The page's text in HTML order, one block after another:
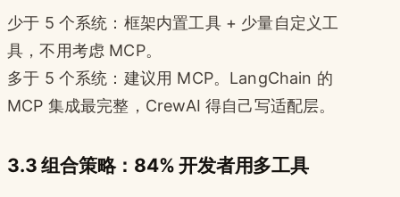
少于 5 个系统：框架内置工具 + 少量自定义工
具，不用考虑 MCP。
多于 5 个系统：建议用 MCP。LangChain 的
MCP 集成最完整，CrewAI 得自己写适配层。
3.3 组合策略：84% 开发者用多工具